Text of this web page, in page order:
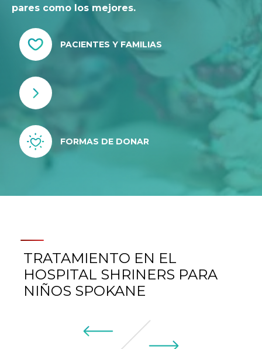
pares como los mejores.
PACIENTES Y FAMILIAS
FORMAS DE DONAR
TRATAMIENTO EN EL
HOSPITAL SHRINERS PARA
NIÑOS SPOKANE